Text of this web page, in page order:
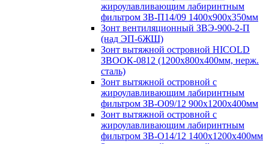
жироулавливающим лабиринтным
фильтром ЗВ-П14/09 1400х900х350мм
Зонт вентиляционный ЗВЭ-900-2-П
(над ЭП-6ЖШ)
Зонт вытяжной островной HICOLD
ЗВООК-0812 (1200х800x400мм, нерж.
сталь)
Зонт вытяжной островной с
жироулавливающим лабиринтным
фильтром ЗВ-О09/12 900х1200х400мм
Зонт вытяжной островной с
жироулавливающим лабиринтным
фильтром ЗВ-О14/12 1400х1200х400мм